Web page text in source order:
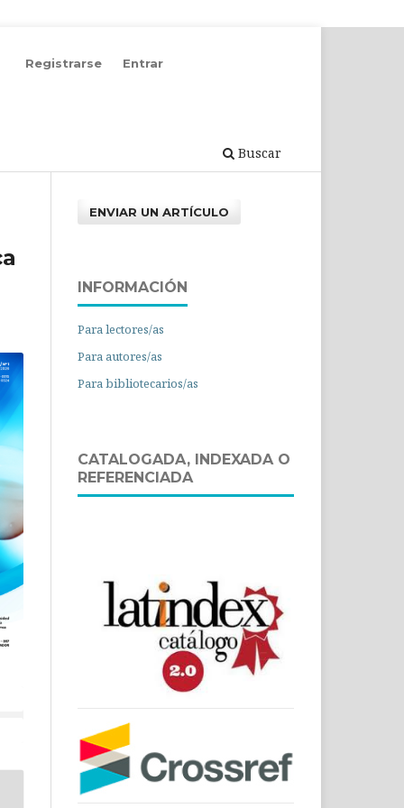
Buscar
Registrarse Entrar
ENVIAR UN ARTÍCULO
INFORMACIÓN
Para lectores/as
Para autores/as
Para bibliotecarios/as
CATALOGADA, INDEXADA O
REFERENCIADA